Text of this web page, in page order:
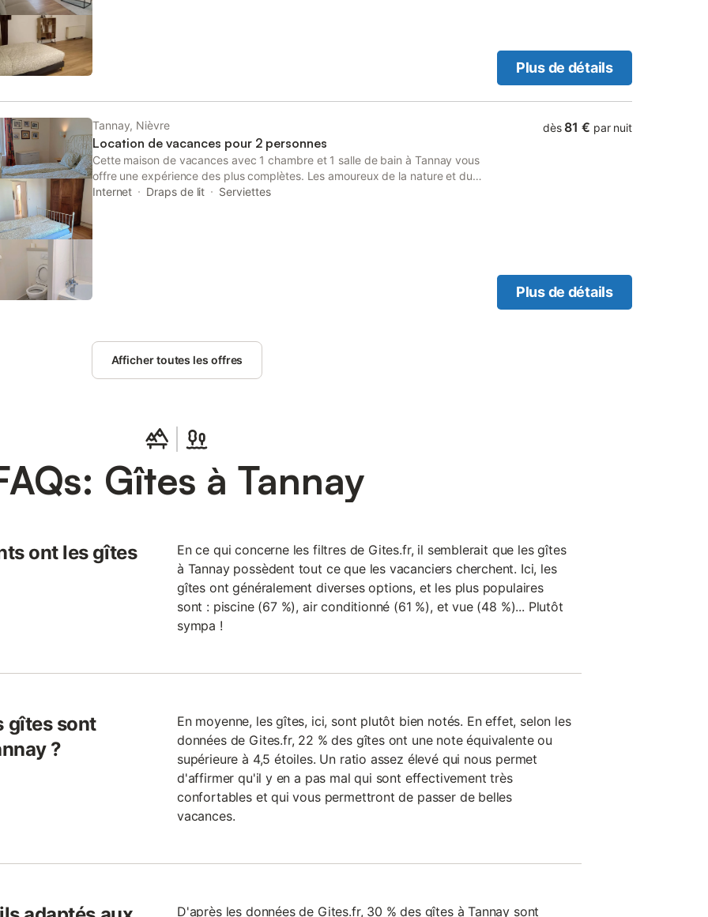
Plus de détails
Tannay, Nièvre
Location de vacances pour 2 personnes
Cette maison de vacances avec 1 chambre et 1 salle de bain à Tannay vous
offre une expérience des plus complètes. Les amoureux de la nature et du
grand air seront ravis de loger à 6 minutes en voiture de Morvan et à 29
Internet Draps de lit Serviettes
dès 81 € par nuit
Plus de détails
Afficher toutes les offres
Gîtes à Tannay
ont les gîtes
En ce qui concerne les filtres de Gites.fr, il semblerait que les gîtes
à Tannay possèdent tout ce que les vacanciers cherchent. Ici, les
gîtes ont généralement diverses options, et les plus populaires
sont : piscine (67 %), air conditionné (61 %), et vue (48 %)... Plutôt
sympa !
gîtes sont
?
En moyenne, les gîtes, ici, sont plutôt bien notés. En effet, selon les
données de Gites.fr, 22 % des gîtes ont une note équivalente ou
supérieure à 4,5 étoiles. Un ratio assez élevé qui nous permet
d'affirmer qu'il y en a pas mal qui sont effectivement très
confortables et qui vous permettront de passer de belles
vacances.
D'après les données de Gites.fr, 30 % des gîtes à Tannay sont